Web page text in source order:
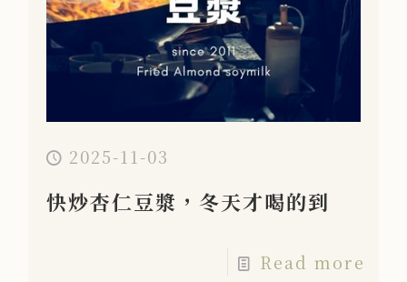
2025-11-03
快炒杏仁豆漿，冬天才喝的到
Read more